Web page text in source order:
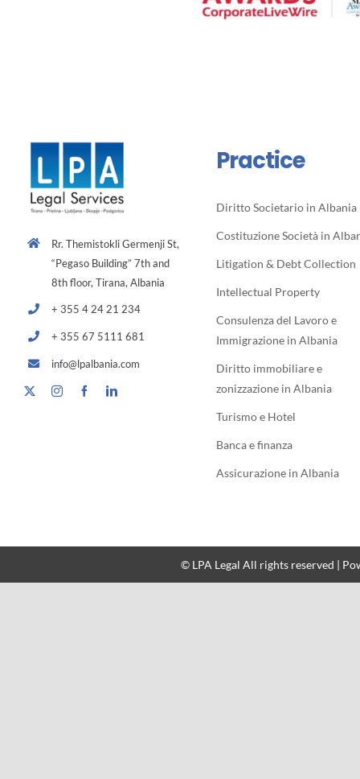
Rr. Themistokli Germenji St,
“Pegaso Building” 7th and
8th floor, Tirana, Albania
+ 355 4 24 21 234
+ 355 67 5111 681
info@lpalbania.com
Practice
Diritto Societario in Albania
Costituzione Società in
Litigation & Debt Collection
Intellectual Property
Consulenza del Lavoro e
Immigrazione in Albania
Diritto immobiliare e
zonizzazione in Albania
Turismo e Hotel
Banca e finanza
Assicurazione in Albania
© LPA Legal All rights reserved |